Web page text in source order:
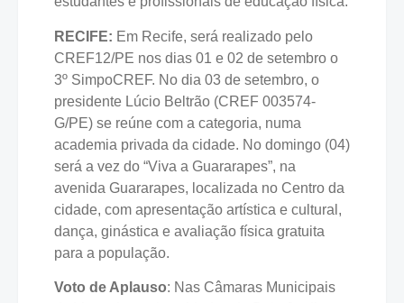
RECIFE: Em Recife, será realizado pelo
CREF12/PE nos dias 01 e 02 de setembro o
3º SimpoCREF. No dia 03 de setembro, o
presidente Lúcio Beltrão (CREF 003574-
G/PE) se reúne com a categoria, numa
academia privada da cidade. No domingo (04)
será a vez do “Viva a Guararapes”, na
avenida Guararapes, localizada no Centro da
cidade, com apresentação artística e cultural,
dança, ginástica e avaliação física gratuita
para a população.
Voto de Aplauso: Nas Câmaras Municipais